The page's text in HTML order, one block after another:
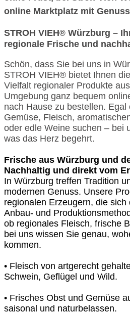
online Marktplatz mit
STROH VIEH® Würzburg –
regionale Frische und
Schön, dass Sie bei uns in
STROH VIEH® bietet Ihnen
Vielfalt regionaler Produkte
Umgebung ganz bequem
nach Hause zu bestellen. Egal
Gemüse, Fleisch,
oder edle Weine suchen – bei
was das Herz begehrt.
Frische aus Würzburg und
Nachhaltig und direkt vom
In Würzburg treffen Tradition
modernen Genuss. Unsere
regionalen Erzeugern, die
Anbau- und
ob regionales Fleisch, frische
bei uns wissen Sie genau,
kommen.
• Fleisch von artgerecht
Schwein, Geflügel und Wild.
• Frisches Obst und Gemüse
saisonal und naturbelassen.